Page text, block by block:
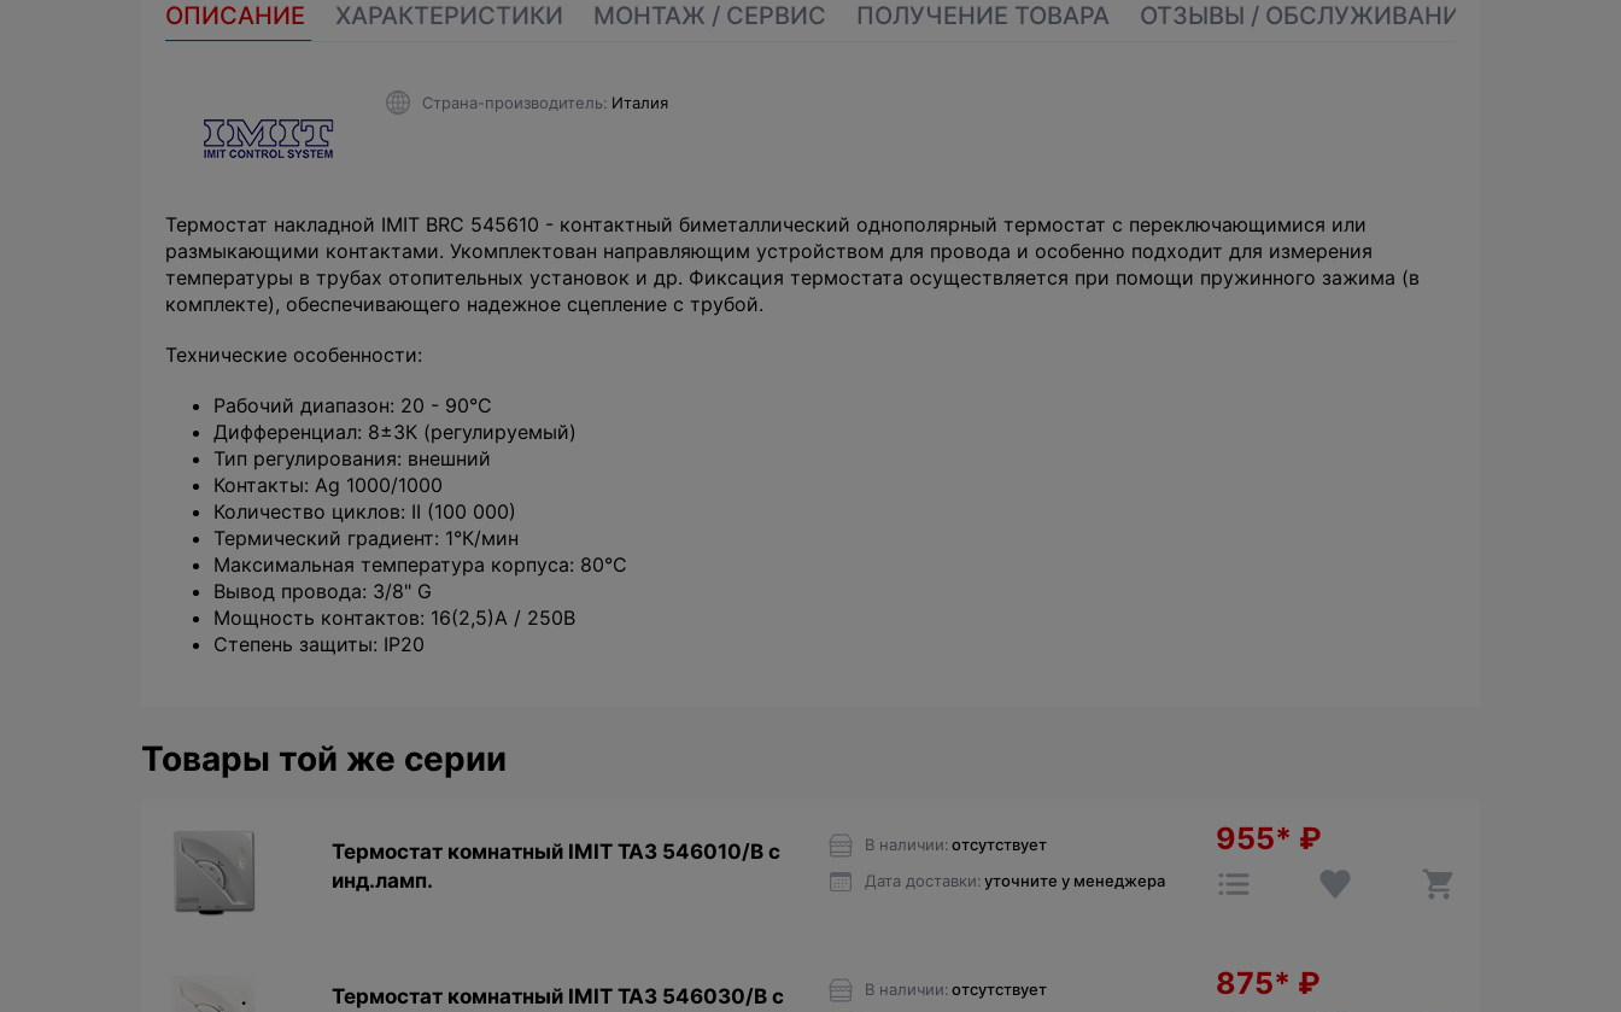
ОПИСАНИЕ ХАРАКТЕРИСТИКИ МОНТАЖ / СЕРВИС ПОЛУЧЕНИЕ ТОВАРА ОТЗЫВЫ / ОБСЛУЖИВАНИЕ
Страна-производитель Италия
Термостат накладной IMIT BRC 545610 - контактный биметаллический однополярный термостат с переключающимися или
размыкающими контактами. Укомплектован направляющим устройством для провода и особенно подходит для измерения
температуры в трубах отопительных установок и др. Фиксация термостата осуществляется при помощи пружинного зажима (в
комплекте), обеспечивающего надежное сцепление с трубой.
Технические особенности:
Рабочий диапазон: 20 - 90°C
Дифференциал: 8±3К (регулируемый)
Тип регулирования: внешний
Контакты: Ag 1000/1000
Количество циклов: II (100 000)
Термический градиент: 1°К/мин
Максимальная температура корпуса: 80°C
Вывод провода: 3/8" G
Мощность контактов: 16(2,5)А / 250В
Степень защиты: IP20
Товары той же серии
Термостат комнатный IMIT TA3 546010/В с
инд.ламп.
В наличии: отсутствует
Дата доставки: уточните у менеджера
955* ₽
Термостат комнатный IMIT ТАЗ 546030/В с
В наличии: отсутствует
875* ₽